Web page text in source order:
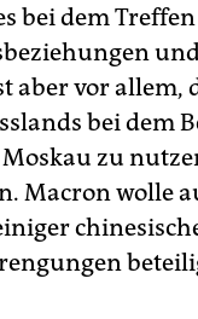
bei dem
aber vor
bei dem
zu
Macron wolle